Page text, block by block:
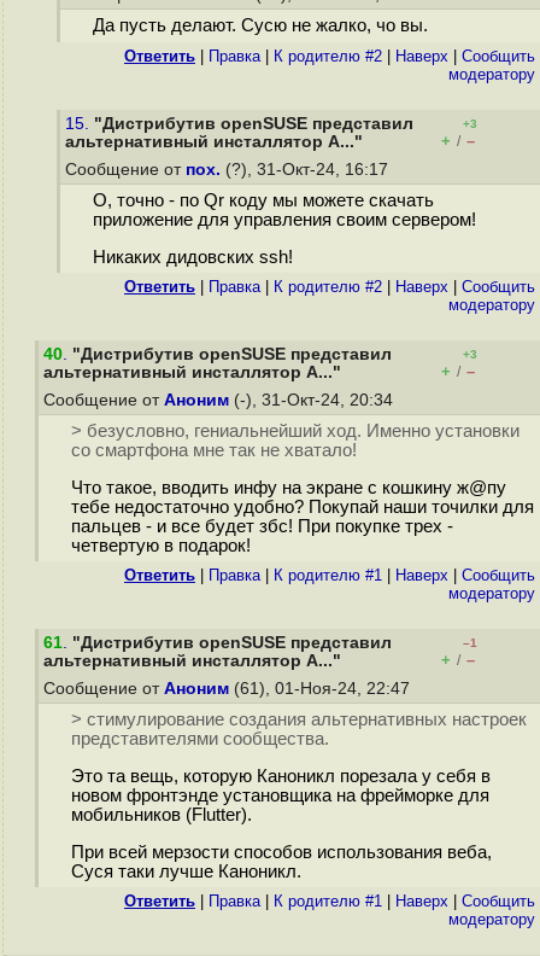
Да пусть делают. Сусю не жалко, чо вы.
Ответить Правка| К родителю #2 Наверх
Cообщить
модератору
15. "Дистрибутив openSUSE представил
альтернативный инсталлятор A..."
+3
+ / –
Сообщение от пох. (?), 31-Окт-24, 16:17
О, точно - по Qr коду мы можете скачать
приложение для управления своим сервером!
Никаких дидовских ssh!
Ответить Правка| К родителю #2 Наверх
Cообщить
модератору
40. "Дистрибутив openSUSE представил
альтернативный инсталлятор A..."
+3
+ / –
Сообщение от Аноним (-), 31-Окт-24, 20:34
> безусловно, гениальнейший ход. Именно установки
со смартфона мне так не хватало!
Что такое, вводить инфу на экране с кошкину ж@пу
тебе недостаточно удобно? Покупай наши точилки для
пальцев - и все будет збс! При покупке трех -
четвертую в подарок!
Ответить Правка| К родителю #1 Наверх
Cообщить
модератору
61. "Дистрибутив openSUSE представил
альтернативный инсталлятор A..."
–1
+ / –
Сообщение от Аноним (61), 01-Ноя-24, 22:47
> стимулирование создания альтернативных настроек
представителями сообщества.
Это та вещь, которую Каноникл порезала у себя в
новом фронтэнде установщика на фрейморке для
мобильников (Flutter).
При всей мерзости способов использования веба,
Суся таки лучше Каноникл.
Ответить Правка| К родителю #1 Наверх
Cообщить
модератору